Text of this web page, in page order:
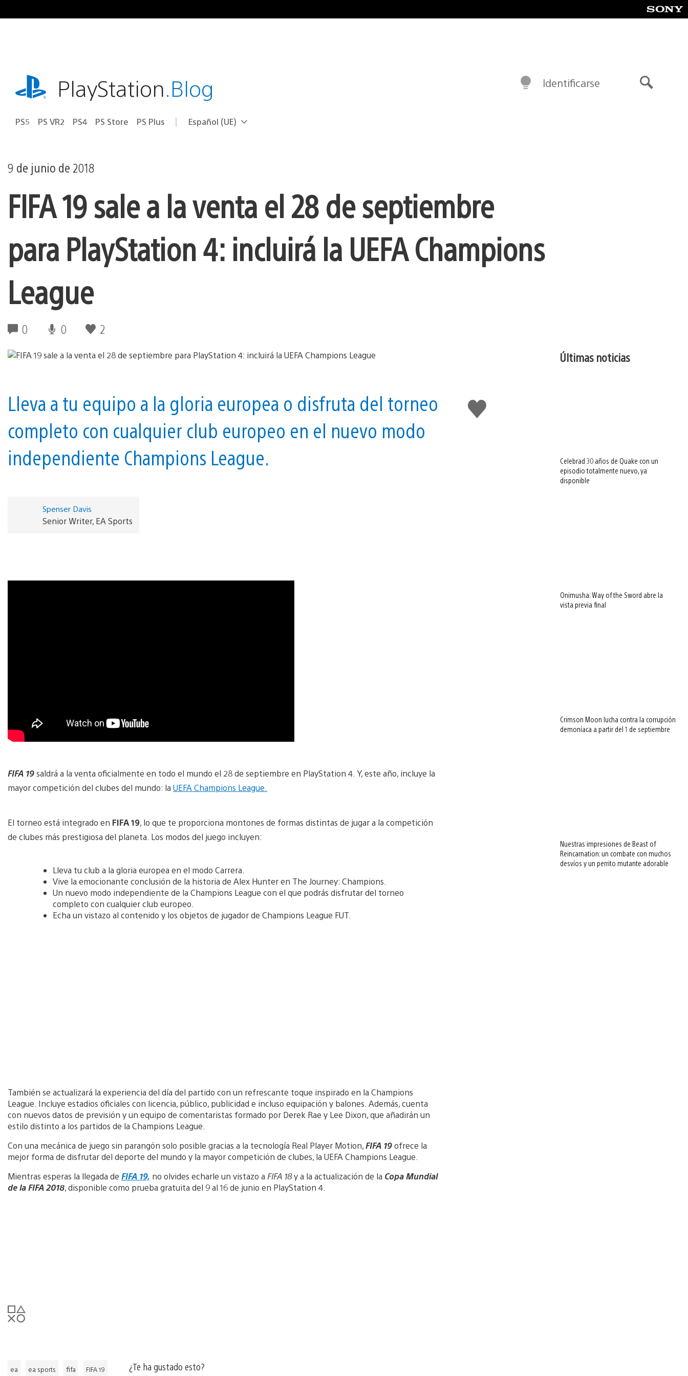
al
playstation.comPlayStation.Blog
PS5 PS VR2 PS4 PS Store PS Plus Selecciona
Región
Español (UE)
Identificarse
9 de junio de 2018
FIFA 19 sale a la venta el 28 de septiembre
para PlayStation 4: incluirá la UEFA Champions
League
0 0 2
Me
gusta
Lleva a tu equipo a la gloria europea o disfruta del torneo
completo con cualquier club europeo en el nuevo modo
independiente Champions League.
Spenser Davis
Senior Writer, EA Sports
FIFA 19saldrá a la venta oficialmente en todo el mundo el 28 de septiembre en PlayStation 4. Y, este año, incluye la
mayor competición del clubes del mundo: la UEFA Champions League.
El torneo está integrado en FIFA 19, lo que te proporciona montones de formas distintas de jugar a la competición
de clubes más prestigiosa del planeta. Los modos del juego incluyen:
Lleva tu club a la gloria europea en el modo Carrera.
Vive la emocionante conclusión de la historia de Alex Hunter en The Journey: Champions.
Un nuevo modo independiente de la Champions League con el que podrás disfrutar del torneo
completo con cualquier club europeo.
Echa un vistazo al contenido y los objetos de jugador de Champions League FUT.
También se actualizará la experiencia del día del partido con un refrescante toque inspirado en la Champions
League. Incluye estadios oficiales con licencia, público, publicidad e incluso equipación y balones. Además, cuenta
con nuevos datos de previsión y un equipo de comentaristas formado por Derek Rae y Lee Dixon, que añadirán un
estilo distinto a los partidos de la Champions League.
Con una mecánica de juego sin parangón solo posible gracias a la tecnología Real Player Motion,FIFA 19ofrece la
mejor forma de disfrutar del deporte del mundo y la mayor competición de clubes, la UEFA Champions League.
Mientras esperas la llegada de FIFA 19, no olvides echarle un vistazo a FIFA 18y a la actualización de la Copa Mundial
de la FIFA 2018, disponible como prueba gratuita del 9 al 16 de junio en PlayStation 4.
ea ea sports fifa FIFA 19
¿Te ha gustado esto?
Últimas noticias
Celebrad 30 años de Quake con un
episodio totalmente nuevo, ya
disponible
Onimusha: Way of the Sword abre la
vista previa final
Crimson Moon lucha contra la corrupción
demoníaca a partir del 1 de septiembre
Nuestras impresiones de Beast of
Reincarnation: un combate con muchos
desvíos y un perrito mutante adorable